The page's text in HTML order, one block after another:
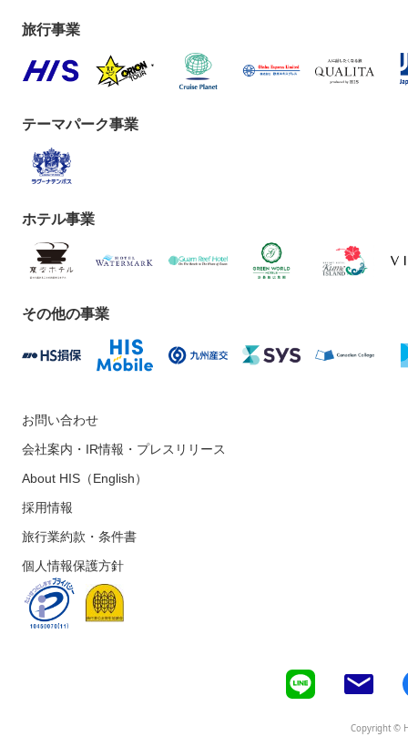
旅行事業
テーマパーク事業
ホテル事業
その他の事業
お問い合わせ
会社案内・IR情報・プレスリリース
About HIS（English）
採用情報
旅行業約款・条件書
個人情報保護方針
Copyright ©